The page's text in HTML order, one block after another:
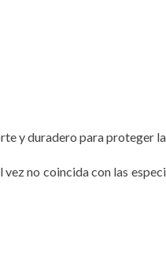
y duradero para proteger
vez no coincida con las